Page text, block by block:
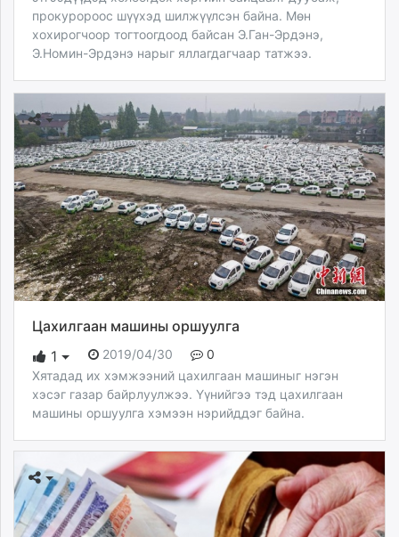
прокуророос шүүхэд шилжүүлсэн байна. Мөн
хохирогчоор тогтоогдоод байсан Э.Ган-Эрдэнэ,
Э.Номин-Эрдэнэ нарыг яллагдагчаар татжээ.
Цахилгаан машины оршуулга
1
2019/04/30
0
Хятадад их хэмжээний цахилгаан машиныг нэгэн
хэсэг газар байрлуулжээ. Үүнийгээ тэд цахилгаан
машины оршуулга хэмээн нэрийддэг байна.